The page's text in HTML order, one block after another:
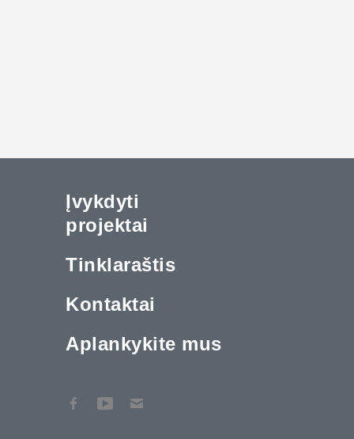
Įvykdyti
projektai
Tinklaraštis
Kontaktai
Aplankykite mus